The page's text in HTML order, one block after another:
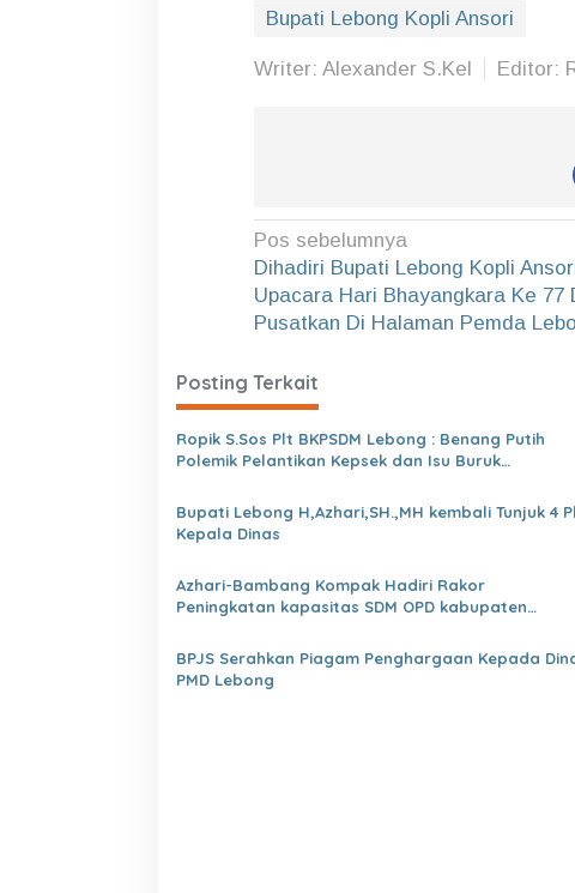
k
s
n
g
i
a
k
t
Bupati Lebong Kopli Ansori
Writer: Alexander S.Kel Editor:
N
a
v
g
a
s
i
p
o
s
Pos sebelumnya
Dihadiri Bupati Lebong Kopli
Upacara Hari Bhayangkara Ke 77
Pusatkan Di Halaman Pemda
Posting Terkait
Ropik S.Sos Plt BKPSDM Lebong : Benang Putih
Polemik Pelantikan Kepsek dan Isu Buruk
Bupati Lebong H,Azhari,SH.,MH kembali Tunjuk 4
Kepala Dinas
Azhari-Bambang Kompak Hadiri Rakor
Peningkatan kapasitas SDM OPD kabupaten
BPJS Serahkan Piagam Penghargaan Kepada
PMD Lebong